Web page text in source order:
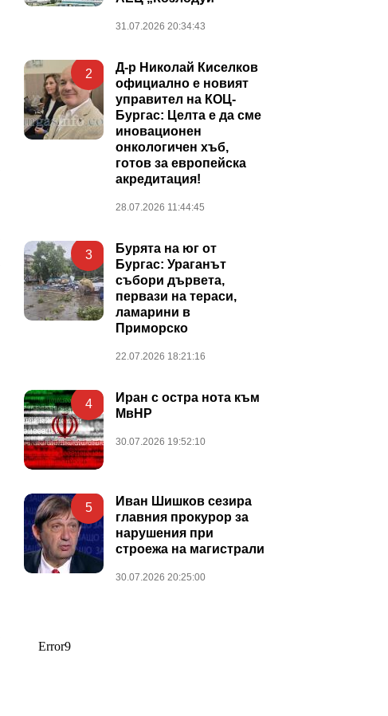
31.07.2026 20:34:43
2
Д-р Николай Киселков
официално е новият
управител на КОЦ-
Бургас: Целта е да сме
иновационен
онкологичен хъб,
готов за европейска
акредитация!
28.07.2026 11:44:45
3
Бурята на юг от
Бургас: Ураганът
събори дървета,
первази на тераси,
ламарини в
Приморско
22.07.2026 18:21:16
4
Иран с остра нота към
МвНР
30.07.2026 19:52:10
5
Иван Шишков сезира
главния прокурор за
нарушения при
строежа на магистрали
30.07.2026 20:25:00